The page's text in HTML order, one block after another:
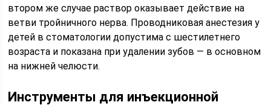
втором же случае раствор оказывает действие на
ветви тройничного нерва. Проводниковая анестезия у
детей в стоматологии допустима с шестилетнего
возраста и показана при удалении зубов — в основном
на нижней челюсти.
Инструменты для инъекционной